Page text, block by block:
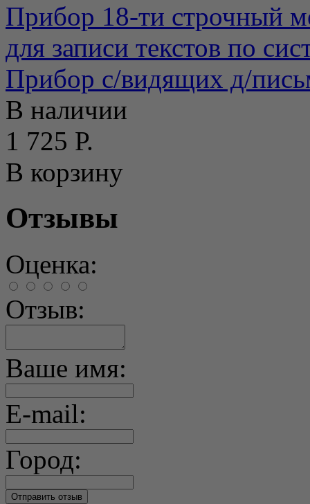
Прибор 18-ти строчный
для записи текстов по
Прибор с/видящих д/
В наличии
1 725 Р.
В корзину
Отзывы
Оценка:
Отзыв:
Ваше имя:
E-mail:
Город: